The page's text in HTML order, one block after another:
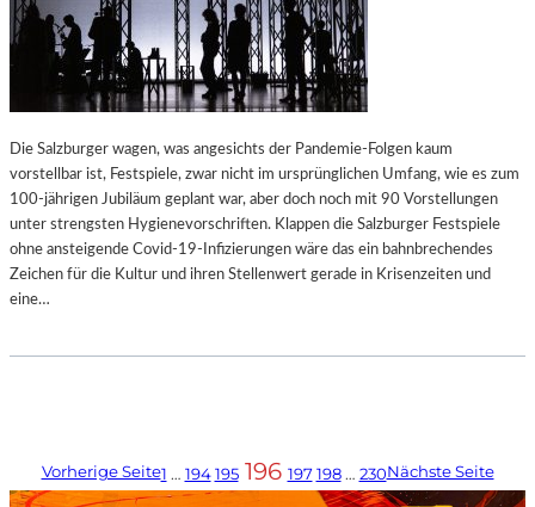
Die Salzburger wagen, was angesichts der Pandemie-Folgen kaum
vorstellbar ist, Festspiele, zwar nicht im ursprünglichen Umfang, wie es zum
100-jährigen Jubiläum geplant war, aber doch noch mit 90 Vorstellungen
unter strengsten Hygienevorschriften. Klappen die Salzburger Festspiele
ohne ansteigende Covid-19-Infizierungen wäre das ein bahnbrechendes
Zeichen für die Kultur und ihren Stellenwert gerade in Krisenzeiten und
eine…
Vorherige Seite1 … 194 195 196 197 198 … 230Nächste Seite